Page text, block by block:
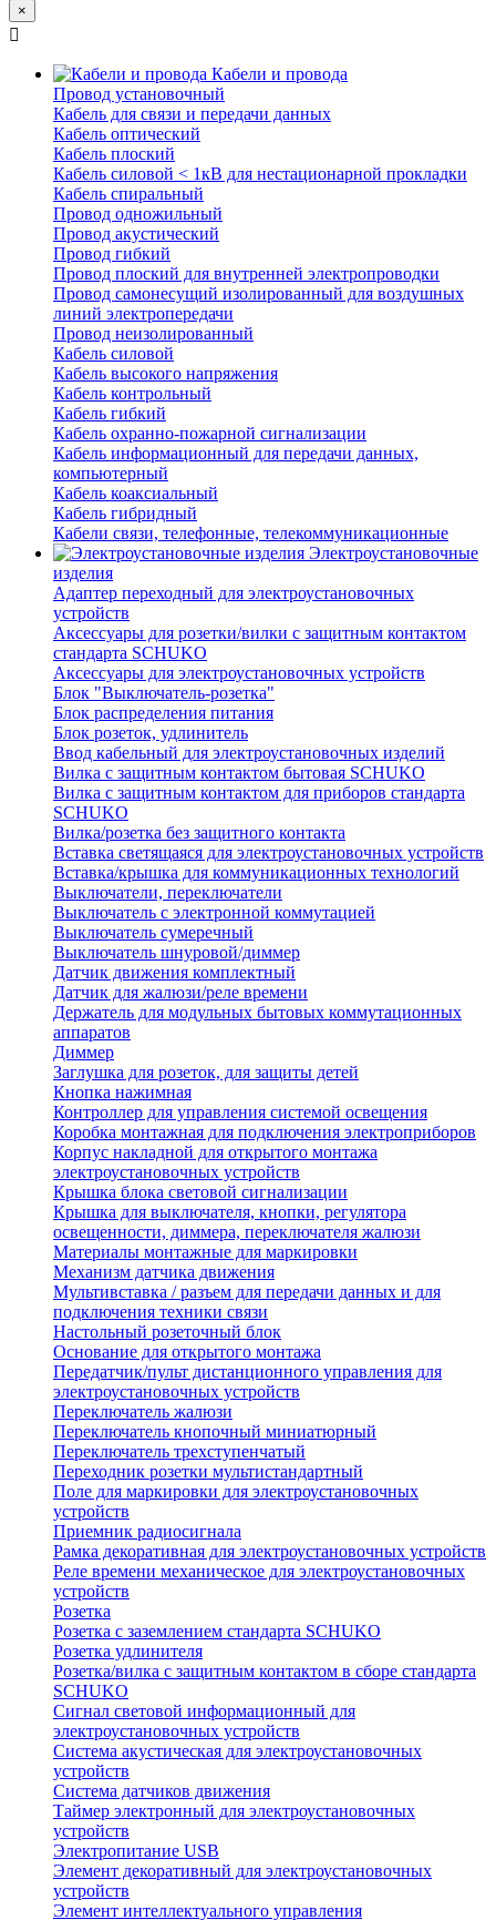
×
Кабели и провода
Провод установочный
Кабель для связи и передачи данных
Кабель оптический
Кабель плоский
Кабель силовой < 1кВ для нестационарной прокладки
Кабель спиральный
Провод одножильный
Провод акустический
Провод гибкий
Провод плоский для внутренней электропроводки
Провод самонесущий изолированный для воздушных
линий электропередачи
Провод неизолированный
Кабель силовой
Кабель высокого напряжения
Кабель контрольный
Кабель гибкий
Кабель охранно-пожарной сигнализации
Кабель информационный для передачи данных,
компьютерный
Кабель коаксиальный
Кабель гибридный
Кабели связи, телефонные, телекоммуникационные
Электроустановочные
изделия
Адаптер переходный для электроустановочных
устройств
Аксессуары для розетки/вилки с защитным контактом
стандарта SCHUKO
Аксессуары для электроустановочных устройств
Блок "Выключатель-розетка"
Блок распределения питания
Блок розеток, удлинитель
Ввод кабельный для электроустановочных изделий
Вилка с защитным контактом бытовая SCHUKO
Вилка с защитным контактом для приборов стандарта
SCHUKO
Вилка/розетка без защитного контакта
Вставка светящаяся для электроустановочных устройств
Вставка/крышка для коммуникационных технологий
Выключатели, переключатели
Выключатель с электронной коммутацией
Выключатель сумеречный
Выключатель шнуровой/диммер
Датчик движения комплектный
Датчик для жалюзи/реле времени
Держатель для модульных бытовых коммутационных
аппаратов
Диммер
Заглушка для розеток, для защиты детей
Кнопка нажимная
Контроллер для управления системой освещения
Коробка монтажная для подключения электроприборов
Корпус накладной для открытого монтажа
электроустановочных устройств
Крышка блока световой сигнализации
Крышка для выключателя, кнопки, регулятора
освещенности, диммера, переключателя жалюзи
Материалы монтажные для маркировки
Механизм датчика движения
Мультивставка / разъем для передачи данных и для
подключения техники связи
Настольный розеточный блок
Основание для открытого монтажа
Передатчик/пульт дистанционного управления для
электроустановочных устройств
Переключатель жалюзи
Переключатель кнопочный миниатюрный
Переключатель трехступенчатый
Переходник розетки мультистандартный
Поле для маркировки для электроустановочных
устройств
Приемник радиосигнала
Рамка декоративная для электроустановочных устройств
Реле времени механическое для электроустановочных
устройств
Розетка
Розетка с заземлением стандарта SCHUKO
Розетка удлинителя
Розетка/вилка с защитным контактом в сборе стандарта
SCHUKO
Сигнал световой информационный для
электроустановочных устройств
Система акустическая для электроустановочных
устройств
Система датчиков движения
Таймер электронный для электроустановочных
устройств
Электропитание USB
Элемент декоративный для электроустановочных
устройств
Элемент интеллектуального управления